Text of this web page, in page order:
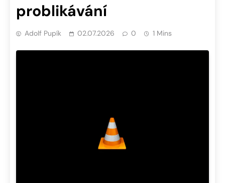
problikávání
Adolf Pupík 02.07.2026 0 1 Mins